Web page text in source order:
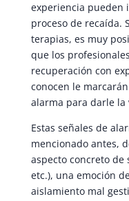
experiencia pueden
proceso de recaída.
terapias, es muy
que los
recuperación con
conocen le
alarma para darle la
Estas señales de
mencionado antes,
aspecto concreto de
etc.), una emoción
aislamiento mal